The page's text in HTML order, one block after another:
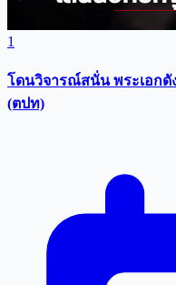
1
โดนวิจารณ์สนั่น พระเอกดั
(ตปท)